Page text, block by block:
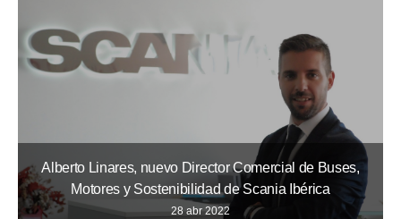
Alberto Linares, nuevo Director Comercial de Buses,
Motores y Sostenibilidad de Scania Ibérica
28 abr 2022